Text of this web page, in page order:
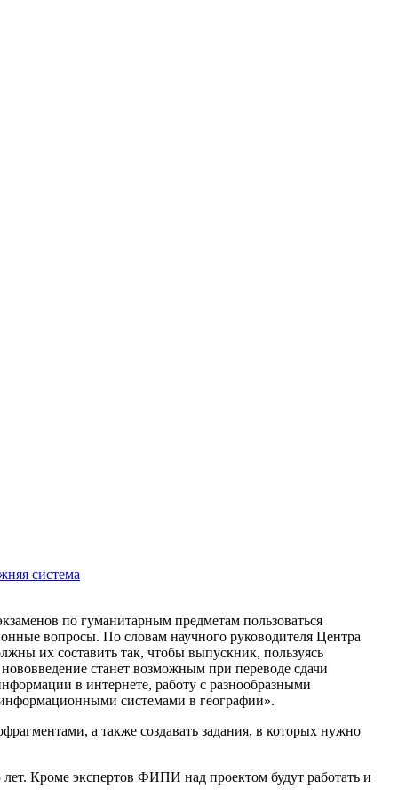
система
по гуманитарным предметам пользоваться
вопросы. По словам научного руководителя Центра
их составить так, чтобы выпускник, пользуясь
станет возможным при переводе сдачи
в интернете, работу с разнообразными
системами в географии».
а также создавать задания, в которых нужно
Кроме экспертов ФИПИ над проектом будут работать и